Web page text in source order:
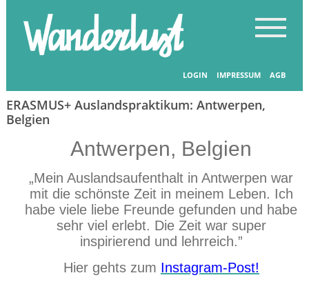
LOGIN IMPRESSUM AGB
Startseite - Länder entdecken
ERASMUS+ Auslandspraktikum: Antwerpen,
Belgien
Antwerpen, Belgien
„Mein Auslandsaufenthalt in Antwerpen war
mit die schönste Zeit in meinem Leben. Ich
habe viele liebe Freunde gefunden und habe
sehr viel erlebt. Die Zeit war super
inspirierend und lehrreich.”
Hier gehts zum Instagram-Post!